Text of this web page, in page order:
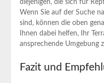
diejenigen, ‍die sich für⁣
Wenn Sie auf der Suche
sind, können die oben
Ihnen dabei ‌helfen, Ihr⁢
ansprechende Umgebung
Fazit und‌